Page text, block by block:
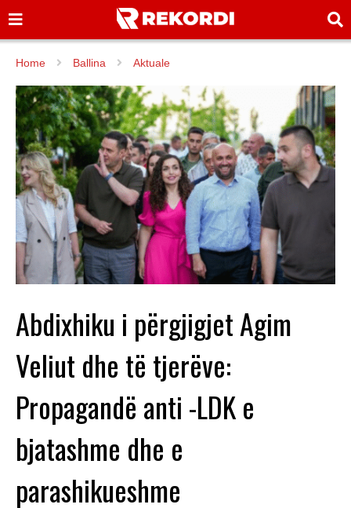
Home Ballina Aktuale
Abdixhiku i përgjigjet Agim
Veliut dhe të tjerëve:
Propagandë anti -LDK e
bjatashme dhe e
parashikueshme